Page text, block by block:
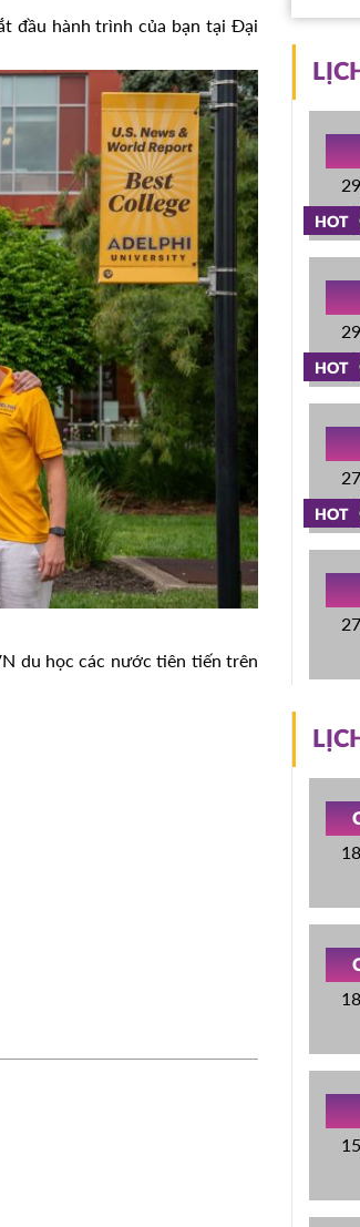
đầu hành trình của bạn tại Đại
du học các nước tiên tiến trên
HOT
HOT
HOT